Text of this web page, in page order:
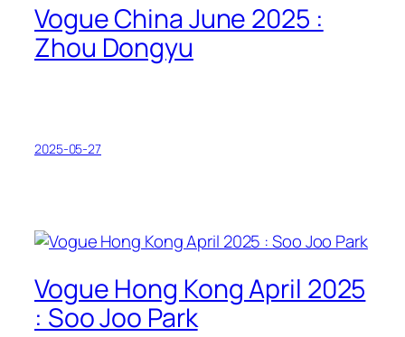
Vogue China June 2025 :
Zhou Dongyu
2025-05-27
Vogue Hong Kong April 2025
: Soo Joo Park